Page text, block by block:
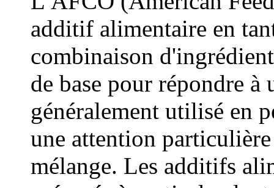
additif alimentaire en
combinaison
de base pour répondre
généralement utilisé en
une attention
mélange. Les additifs